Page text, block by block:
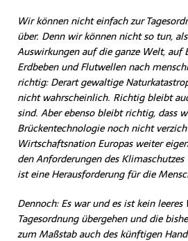
Wir können nicht einfach zur
über. Denn wir können nicht so tun,
Auswirkungen auf die ganze Welt,
Erdbeben und Flutwellen nach
richtig: Derart gewaltige
nicht wahrscheinlich. Richtig bleibt
sind. Aber ebenso bleibt richtig, dass
Brückentechnologie noch nicht
Wirtschaftsnation Europas weiter
den Anforderungen des
ist eine Herausforderung für die
Dennoch: Es war und es ist kein
Tagesordnung übergehen und die
zum Maßstab auch des künftigen